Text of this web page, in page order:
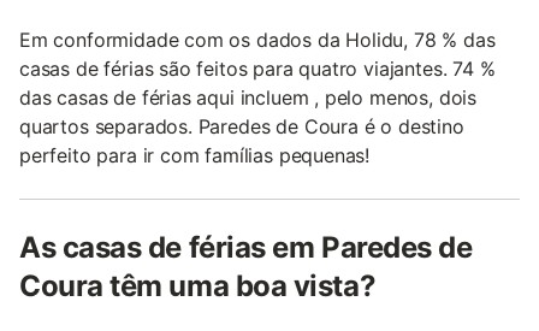
Em conformidade com os dados da Holidu, 78 % das
casas de férias são feitos para quatro viajantes. 74 %
das casas de férias aqui incluem , pelo menos, dois
quartos separados. Paredes de Coura é o destino
perfeito para ir com famílias pequenas!
As casas de férias em Paredes de
Coura têm uma boa vista?